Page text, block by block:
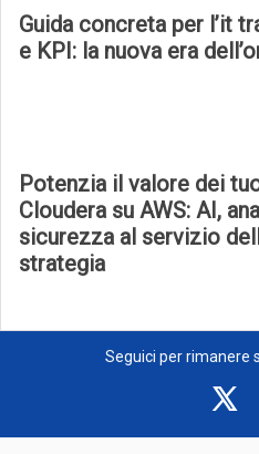
Guida concreta per l’it
e KPI: la nuova era
Potenzia il valore dei
Cloudera su AWS: AI,
sicurezza al servizio
strategia
Seguici per rimanere